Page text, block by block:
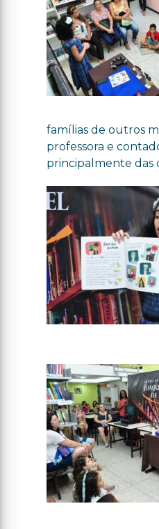
famílias de outros
professora e
principalmente das